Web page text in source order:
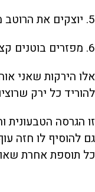
5. יוצקים את הרוטב מעל הסלט ומערבבים היטב.
6. מפזרים בוטנים קצוצים ומגישים מיד.
אלו הירקות שאני
להוריד כל ירק
זו הגרסה
גם להוסיף לו חזה
כל תוספת אחרת